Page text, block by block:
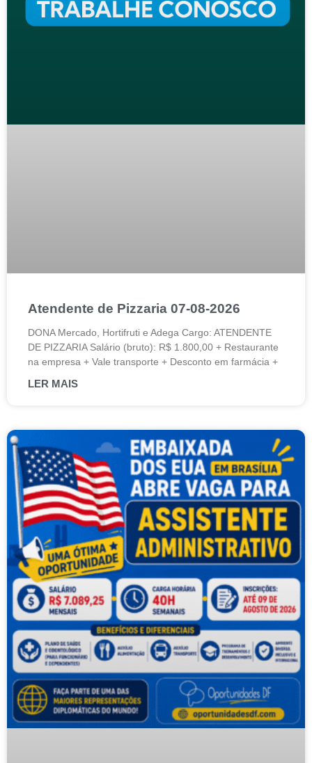
Atendente de Pizzaria 07-08-2026
DONA Mercado, Hortifruti e Adega Cargo: ATENDENTE
DE PIZZARIA Salário (bruto): R$ 1.800,00 + Restaurante
na empresa + Vale transporte + Desconto em farmácia +
LER MAIS